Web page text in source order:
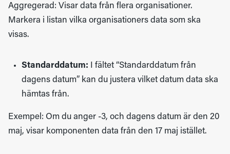
Aggregerad: Visar data från flera organisationer.
Markera i listan vilka organisationers data som ska
visas.
Standarddatum: I fältet “Standarddatum från
dagens datum” kan du justera vilket datum data ska
hämtas från.
Exempel: Om du anger -3, och dagens datum är den 20
maj, visar komponenten data från den 17 maj istället.